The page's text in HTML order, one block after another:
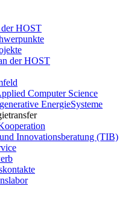
der HOST
der HOST
Computer Science
EnergieSysteme
Innovationsberatung (TIB)